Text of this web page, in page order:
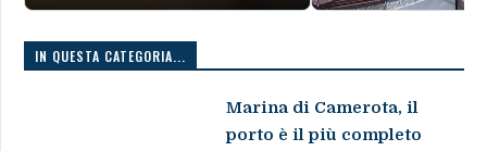
IN QUESTA CATEGORIA...
Marina di Camerota, il
porto è il più completo